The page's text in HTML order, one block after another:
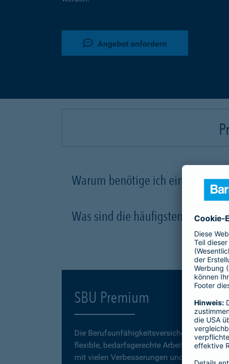
Angebot anfordern
Warum benötige ich eine
Was sind die häufigsten
SBU Premium
Die BerufsunfähigkeitsversicherungSBU
flexible, bedarfsgerechte
mit vielen Verbesserungen und einem